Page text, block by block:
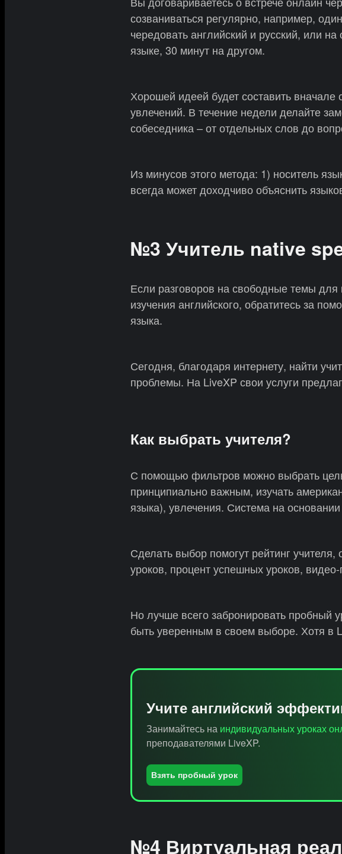
созваниваться регулярно, например,
чередовать английский и русский, или
языке, 30 минут на другом.
Хорошей идеей будет составить
увлечений. В течение недели делайте
собеседника – от отдельных слов до
Из минусов этого метода: 1) носитель
всегда может доходчиво объяснить
№3 Учитель native
Если разговоров на свободные темы для
изучения английского, обратитесь за
языка.
Сегодня, благодаря интернету, найти
проблемы. На LiveXP свои услуги
Как выбрать учителя?
С помощью фильтров можно выбрать
принципиально важным, изучать
языка), увлечения. Система на
Сделать выбор помогут рейтинг
уроков, процент успешных уроков,
Но лучше всего забронировать пробный
быть уверенным в своем выборе. Хотя в
Учите английский
Занимайтесь на индивидуальных уроках
преподавателями LiveXP.
Взять пробный урок
№4 Виртуальная